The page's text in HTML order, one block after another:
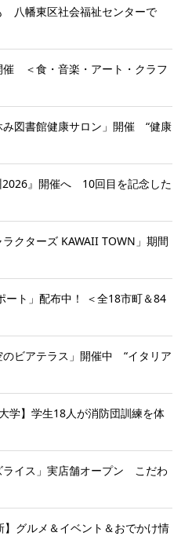
八幡東区社会福祉センターで
催 ＜食・音楽・アート・クラフ
図書館健康サロン」開催 “健康
2026』開催へ 10回目を記念した
クターズ KAWAII TOWN」期間
ート」配布中！ ＜全18市町＆84
のビアテラス」開催中 “イタリア
学】学生18人が消防団訓練を体
ライス」実店舗オープン こだわ
】グルメ＆イベント＆おでかけ情